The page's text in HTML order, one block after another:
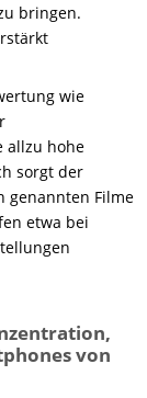
bringen.
wie
allzu hohe
sorgt der
genannten Filme
etwa bei
von